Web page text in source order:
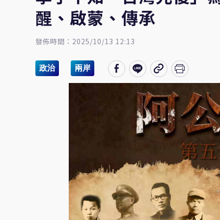
醒、啟蒙、傳承
發佈時間：2025/10/13 12:13
政治 兩岸